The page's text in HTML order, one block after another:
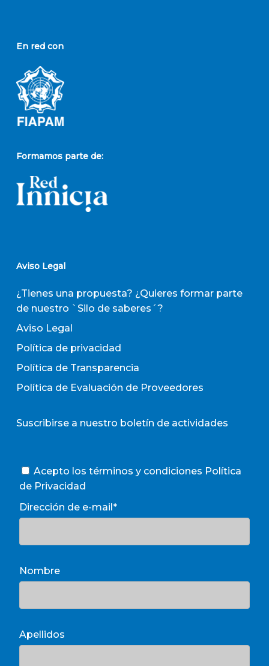
En red con
Formamos parte de:
Aviso Legal
¿Tienes una propuesta? ¿Quieres formar parte
de nuestro `Silo de saberes´?
Aviso Legal
Política de privacidad
Política de Transparencia
Política de Evaluación de Proveedores
Suscribirse a nuestro boletín de actividades
Acepto los términos y condiciones Política
de Privacidad
Dirección de e-mail*
Nombre
Apellidos